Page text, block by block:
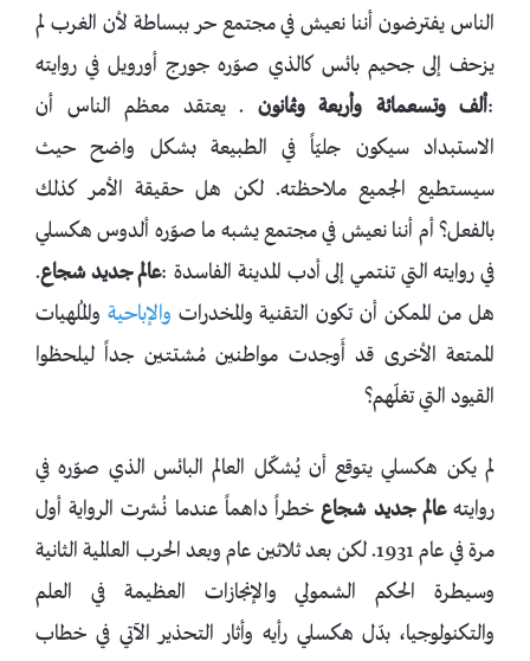
الناس يفترضون أننا نعيش في مجتمع حر ببساطة لأن الغرب لم
يزحف إلى جحيم بائس كالذي صوّره جورج أورويل في روايته
:ألف وتسعمائة وأربعة وثمانون . يعتقد معظم الناس أن
الاستبداد سيكون جليّاً في الطبيعة بشكل واضح حيث
سيستطيع الجميع ملاحظته. لكن هل حقيقة الأمر كذلك
بالفعل؟ أم أننا نعيش في مجتمع يشبه ما صوّره ألدوس هكسلي
في روايته التي تنتمي إلى أدب المدينة الفاسدة :عالمجديد شجاع.
هل من الممكن أن تكون التقنية والمخدرات والإباحية والمُلهيات
الممتعة الأخرى قد أَوجدت مواطنين مُشتتين جداً ليلحظوا
القيود التي تغلّهم؟
لم يكن هكسلي يتوقع أن يُشكّل العالم البائس الذي صوّره في
روايتهعالم جديد شجاعخطراً داهماً عندما نُشرت الرواية أول
مرة في عام 1931. لكن بعد ثلاثين عام وبعد الحرب العالمية الثانية
وسيطرة الحكم الشمولي والإنجازات العظيمة في العلم
والتكنولوجيا، بدّل هكسلي رأيه وأثار التحذير الآتي في خطاب